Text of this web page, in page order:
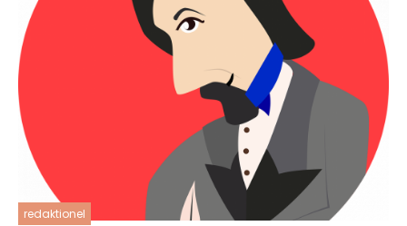
redaktionel